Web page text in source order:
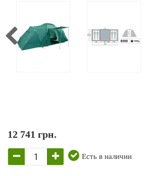
12 741 грн.
Есть в наличии